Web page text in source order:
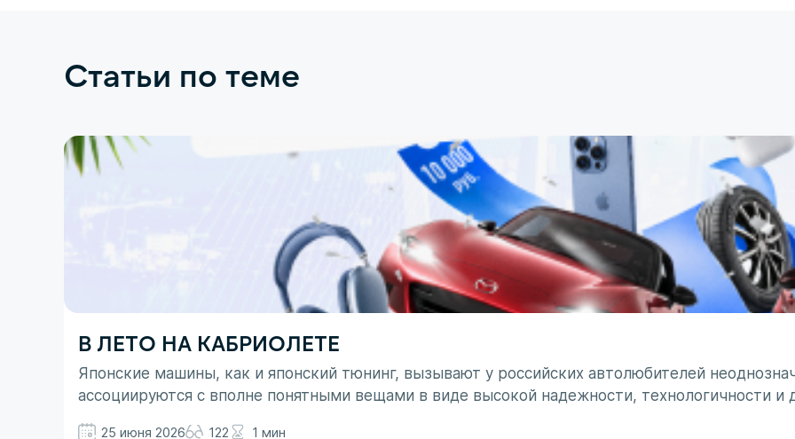
Статьи по теме
В ЛЕТО НА КАБРИОЛЕТЕ
Японские машины, как и японский тюнинг, вызывают у российских автолюбителей
ассоциируются с вполне понятными вещами в виде высокой надежности, технологичности
25 июня 2026 122 1 мин